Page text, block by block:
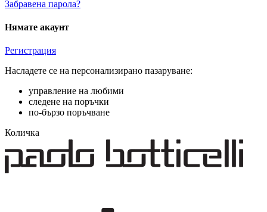
Забравена парола?
Нямате акаунт
Регистрация
Насладете се на персонализирано пазаруване:
управление на любими
следене на поръчки
по-бързо поръчване
Количка